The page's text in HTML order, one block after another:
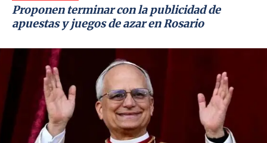
Proponen terminar con la publicidad de
apuestas y juegos de azar en Rosario